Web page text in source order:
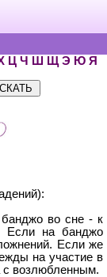
Ц Ч Ш Щ Э Ю Я
во сне - к
Если на банджо
Если же
на участие в
с возлюбленным.